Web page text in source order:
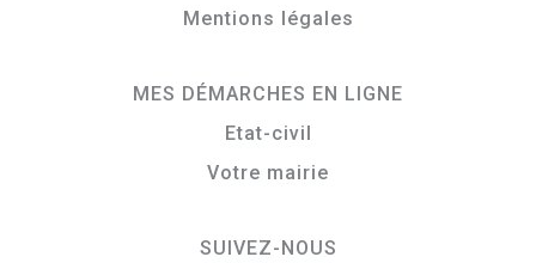
Mentions légales
MES DÉMARCHES EN LIGNE
Etat-civil
Votre mairie
SUIVEZ-NOUS